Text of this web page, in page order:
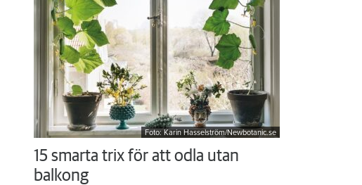
Foto: Karin Hasselström/Newbotanic.se
15 smarta trix för att odla utan
balkong